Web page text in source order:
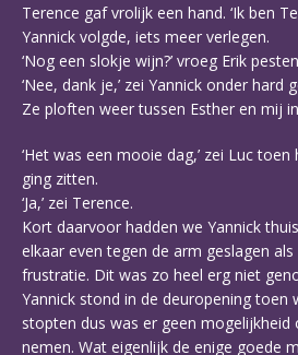
Terence gaf vrolijk een hand. ‘Ik ben
Yannick volgde, iets meer verlegen.
‘Nog een slokje wijn?’ vroeg Erik
‘Nee, dank je,’ zei Yannick onder hard
Ze ploften weer tussen Esther en mij
‘Het was een mooie dag,’ zei Luc toen
ging zitten.
‘Ja,’ zei Terence.
Kort daarvoor hadden we Yannick
elkaar even tegen de arm geslagen
frustratie. Dit was zo heel erg niet
Yannick stond in de deuropening toen
stopten dus was er geen
nemen. Wat eigenlijk de enige goede